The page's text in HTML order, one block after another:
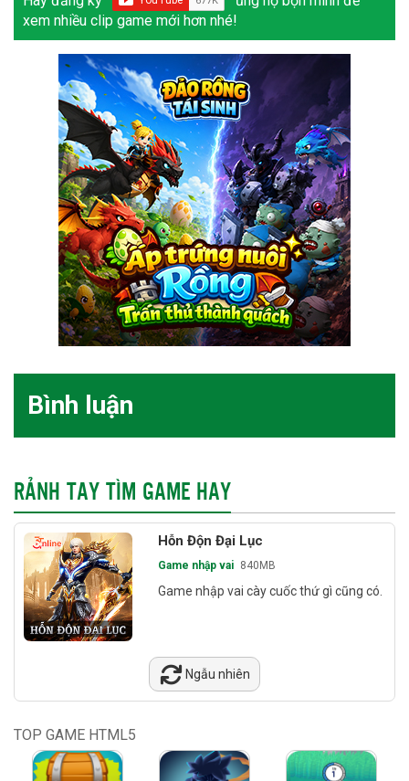
xem nhiều clip game mới hơn nhé!
Bình luận
RẢNH TAY TÌM GAME HAY
Hỗn Độn Đại Lục
Game nhập vai 840MB
Game nhập vai cày cuốc thứ gì cũng có.
Ngẫu nhiên
TOP GAME HTML5